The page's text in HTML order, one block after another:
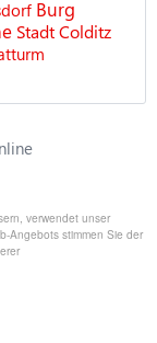
verwendet unser
Angebots stimmen Sie der
Burg
Stadt Colditz